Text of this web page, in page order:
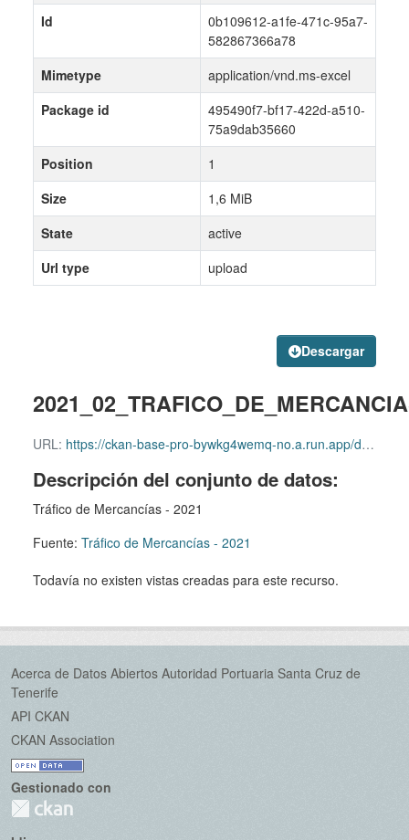
Descargar
URL: https://ckan-base-pro-bywkg4wemq-no.a.run.app/dataset/495490f7-bf17-422d-a510-75a9dab35660/resource/0b109612-a1fe-471c-95a7-582867366a78/download/2021_02_trafico_de_mercancias.xls
Descripción del conjunto de datos:
Tráfico de Mercancías - 2021
Fuente: Tráfico de Mercancías - 2021
Todavía no existen vistas creadas para este recurso.
Id
0b109612-a1fe-471c-95a7-
582867366a78
Mimetype
application/vnd.ms-excel
Package id
495490f7-bf17-422d-a510-
75a9dab35660
Position
1
Size
1,6 MiB
State
active
Url type
upload
Acerca de Datos Abiertos Autoridad Portuaria Santa Cruz de
Tenerife
API CKAN
CKAN Association
Gestionado con